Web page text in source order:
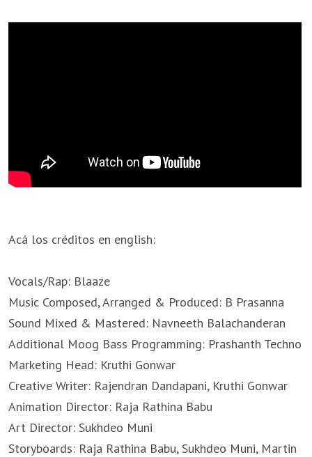
Acá los créditos en english:
Vocals/Rap: Blaaze
Music Composed, Arranged & Produced: B Prasanna
Sound Mixed & Mastered: Navneeth Balachanderan
Additional Moog Bass Programming: Prashanth Techno
Marketing Head: Kruthi Gonwar
Creative Writer: Rajendran Dandapani, Kruthi Gonwar
Animation Director: Raja Rathina Babu
Art Director: Sukhdeo Muni
Storyboards: Raja Rathina Babu, Sukhdeo Muni, Martin